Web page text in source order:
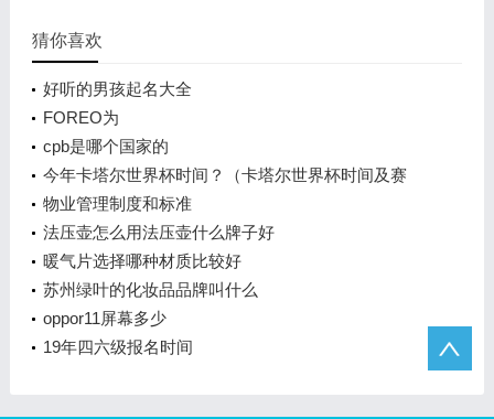
猜你喜欢
好听的男孩起名大全
FOREO为
cpb是哪个国家的
今年卡塔尔世界杯时间？（卡塔尔世界杯时间及赛
程？）
物业管理制度和标准
法压壶怎么用法压壶什么牌子好
暖气片选择哪种材质比较好
苏州绿叶的化妆品品牌叫什么
oppor11屏幕多少
19年四六级报名时间